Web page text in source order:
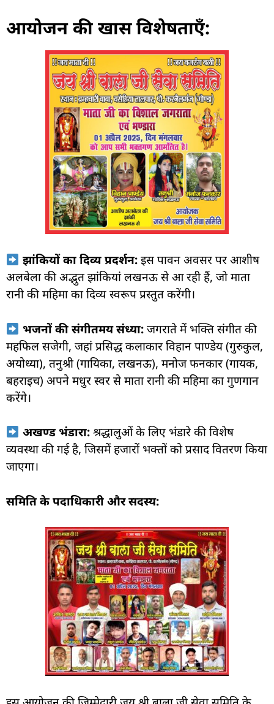
आयोजन की खास विशेषताएँ:
झांकियों का दिव्य प्रदर्शन:इस पावन अवसर पर आशीष
अलबेला की अद्भुत झांकियां लखनऊ से आ रही हैं, जो माता
रानी की महिमा का दिव्य स्वरूप प्रस्तुत करेंगी।
भजनों की संगीतमय संध्या:जगराते में भक्ति संगीत की
महफिल सजेगी, जहां प्रसिद्ध कलाकार विहान पाण्डेय (गुरुकुल,
अयोध्या), तनुश्री (गायिका, लखनऊ), मनोज फनकार (गायक,
बहराइच) अपने मधुर स्वर से माता रानी की महिमा का गुणगान
करेंगे।
अखण्ड भंडारा:श्रद्धालुओं के लिए भंडारे की विशेष
व्यवस्था की गई है, जिसमें हजारों भक्तों को प्रसाद वितरण किया
जाएगा।
समिति के पदाधिकारी और सदस्य: